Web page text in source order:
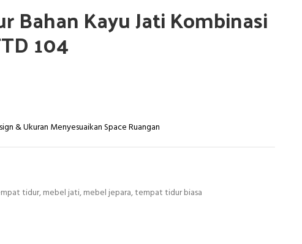
Bahan Kayu Jati Kombinasi
104
& Ukuran Menyesuaikan Space Ruangan
tidur,mebel jati,mebel jepara,tempat tidur biasa